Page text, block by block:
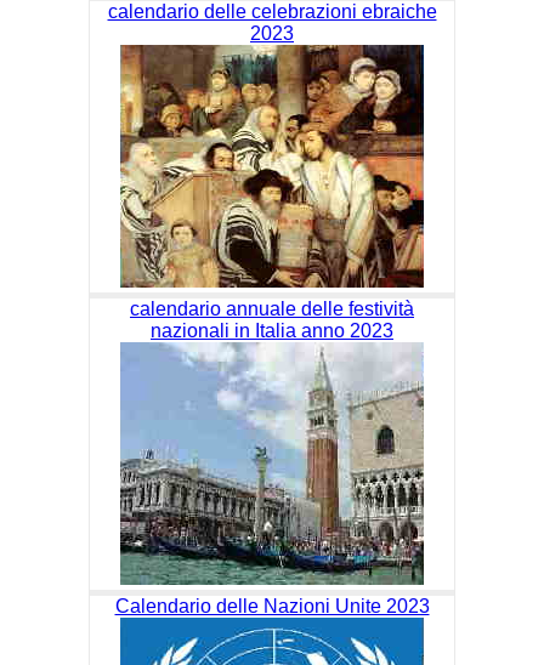
calendario delle celebrazioni ebraiche
2023
calendario annuale delle festività
nazionali in Italia anno 2023
Calendario delle Nazioni Unite 2023